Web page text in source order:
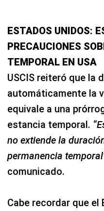
ESTADOS UNIDOS:
PRECAUCIONES
TEMPORAL EN USA
USCIS reiteró que la
automáticamente la
equivale a una
estancia temporal.
no extiende la
permanencia
comunicado.
Cabe recordar que el